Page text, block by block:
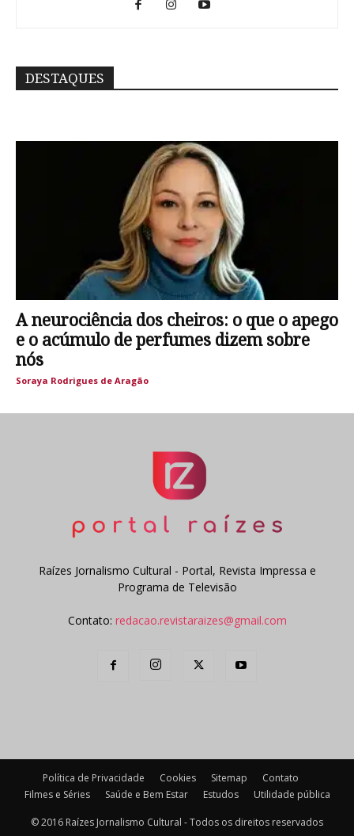
DESTAQUES
A neurociência dos cheiros: o que o apego
e o acúmulo de perfumes dizem sobre
nós
Soraya Rodrigues de Aragão
Raízes Jornalismo Cultural - Portal, Revista Impressa e
Programa de Televisão
Contato: redacao.revistaraizes@gmail.com
Política de Privacidade Cookies Sitemap
Contato
Filmes e Séries
Saúde e Bem Estar Estudos Utilidade pública
© 2016 Raízes Jornalismo Cultural - Todos os direitos reservados